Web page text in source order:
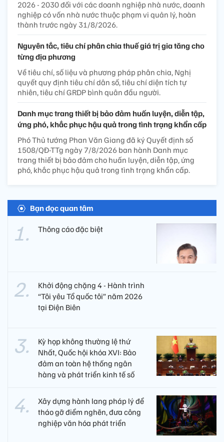
2026 - 2030 đối với các doanh nghiệp nhà nước, doanh
nghiệp có vốn nhà nước thuộc phạm vi quản lý, hoàn
thành trước ngày 31/8/2026.
Nguyên tắc, tiêu chí phân chia thuế giá trị gia tăng cho
từng địa phương
Về tiêu chí, số liệu và phương pháp phân chia, Nghị
quyết quy định tiêu chí dân số, tiêu chí diện tích tự
nhiên, tiêu chí GRDP bình quân đầu người.
Danh mục trang thiết bị bảo đảm huấn luyện, diễn tập,
ứng phó, khắc phục hậu quả trong tình trạng khẩn cấp
Phó Thủ tướng Phan Văn Giang đã ký Quyết định số
1508/QĐ-TTg ngày 7/8/2026 ban hành Danh mục
trang thiết bị bảo đảm cho huấn luyện, diễn tập, ứng
phó, khắc phục hậu quả trong tình trạng khẩn cấp.
Bạn đọc quan tâm
Thông cáo đặc biệt
Khởi động chặng 4 - Hành trình
“Tôi yêu Tổ quốc tôi” năm 2026
tại Điện Biên
Kỳ họp không thường lệ thứ
Nhất, Quốc hội khóa XVI: Bảo
đảm an toàn hệ thống ngân
hàng và phát triển kinh tế số
Xây dựng hành lang pháp lý để
tháo gỡ điểm nghẽn, đưa công
nghiệp văn hóa phát triển